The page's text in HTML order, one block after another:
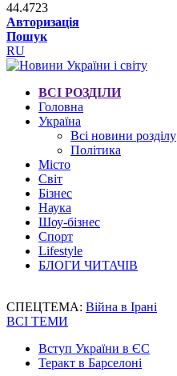
44.4723
Авторизація
Пошук
RU
ВСІ РОЗДІЛИ
Головна
Україна
Всі новини розділу
Політика
Місто
Світ
Бізнес
Наука
Шоу-бізнес
Спорт
Lifestyle
БЛОГИ ЧИТАЧІВ
СПЕЦТЕМА: Війна в Ірані
ВСІ ТЕМИ
Вступ України в ЄС
Теракт в Барселоні